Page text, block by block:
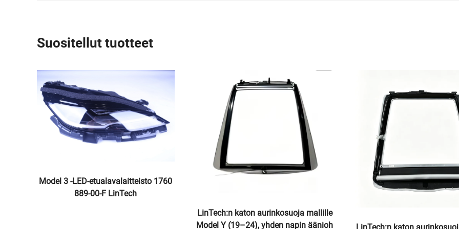
Suositellut tuotteet
oteollisuuden valaistusvalojen vaihto
Model 3 -LED-
889-00-F LinTech